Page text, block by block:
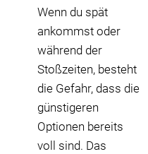
Wenn du spät
ankommst oder
während der
Stoßzeiten, besteht
die Gefahr, dass die
günstigeren
Optionen bereits
voll sind. Das